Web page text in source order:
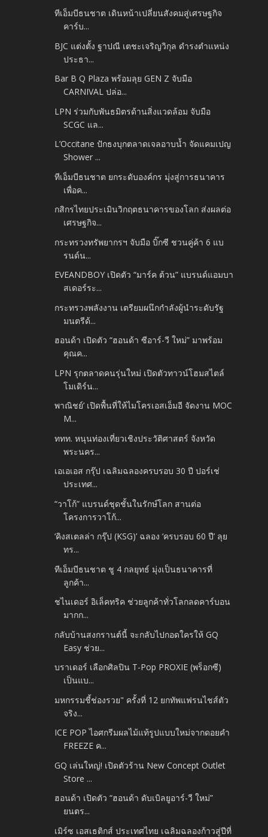
ทีเอ็มบีธนชาต เดินหน้าเปลี่ยนสังคมสู่เศรษฐกิจ
คาร์บ...
BJC แต่งตั้ง ฐาปณี เตชะเจริญวิกุล ดำรงตำแหน่ง
ประธา...
Bar B Q Plaza พร้อมลุย GEN Z จับมือ
CARNIVAL ปล่อ...
LPN ร่วมกับพันธมิตรด้านสิ่งแวดล้อม จับมือ
SCGC แล...
L’Occitane ปักธงบุกตลาดเจลอาบน้ำ จัดแคมเปญ
Shower ...
ทีเอ็มบีธนชาต ยกระดับองค์กร มุ่งสู่การธนาคาร
เพื่อค...
กสิกรไทยประเมินวิกฤตธนาคารของโลก ส่งผลต่อ
เศรษฐกิจ...
กระทรวงทรัพยากรฯ จับมือ บิ๊กซี ชวนคู่ค้า 6 แบ
รนด์น...
EVEANDBOY เปิดตัว “มาร์ค ต้วน” แบรนด์แอมบา
สเดอร์ระ...
กระทรวงพลังงาน เตรียมผนึกกำลังผู้นำระดับรัฐ
มนตรีด้...
ฮอนด้า เปิดตัว “ฮอนด้า ซีอาร์-วี ใหม่” มาพร้อม
คุณค...
LPN รุกตลาดคนรุ่นใหม่ เปิดตัวทาวน์โฮมสไตล์
โมเดิร์น...
พาณิชย์’ เปิดพื้นที่ให้ไมโครเอสเอ็มอี จัดงาน MOC
M...
ททท. หนุนท่องเที่ยวเชิงประวัติศาสตร์ จังหวัด
พระนคร...
เอเอเอส กรุ๊ป เฉลิมฉลองครบรอบ 30 ปี ปอร์เช่
ประเทศ...
“วาโก้” แบรนด์ชุดชั้นในรักษ์โลก สานต่อ
โครงการวาโก้...
‘คิงสเตลล่า กรุ๊ป (KSG)’ ฉลอง ‘ครบรอบ 60 ปี’ ลุย
ทร...
ทีเอ็มบีธนชาต ชู 4 กลยุทธ์ มุ่งเป็นธนาคารที่
ลูกค้า...
ชไนเดอร์ อิเล็คทริค ช่วยลูกค้าทั่วโลกลดคาร์บอน
มากก...
กลับบ้านสงกรานต์นี้ จะกลับไปกอดใครให้ GQ
Easy ช่วย...
บราเดอร์ เลือกศิลปิน T-Pop PROXIE (พร็อกซี)
เป็นแบ...
มหกรรมชี้ช่องรวย" ครั้งที่ 12 ยกทัพแฟรนไชส์ตัว
จริง...
ICE POP ไอศกรีมผลไม้แท้รูปแบบใหม่จากดอยคำ
FREEZE ค...
GQ เล่นใหญ่! เปิดตัวร้าน New Concept Outlet
Store ...
ฮอนด้า เปิดตัว “ฮอนด้า ดับเบิลยูอาร์-วี ใหม่”
ยนตร...
เมิร์ซ เอสเธติกส์ ประเทศไทย เฉลิมฉลองก้าวสู่ปีที่